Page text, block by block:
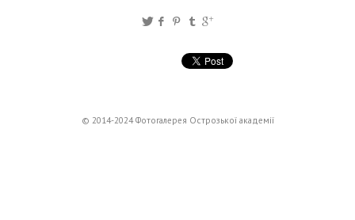
© 2014-2024 Фотогалерея Острозької академії